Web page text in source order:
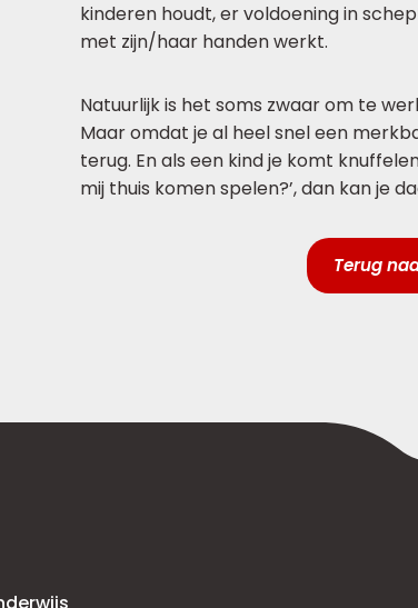
kinderen houdt, er voldoening in
met zijn/haar handen werkt.
Natuurlijk is het soms zwaar om te
Maar omdat je al heel snel een
terug. En als een kind je komt
mij thuis komen spelen?’, dan kan je
Terug